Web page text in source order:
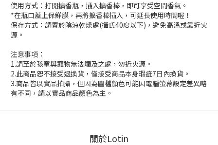
使用方式：打開擴香瓶，插入擴香棒，即可享受空間香氣。
*在瓶口蓋上保鮮膜，再將擴香棒插入，可延長使用時間喔！
保存方式：請置於陰涼乾燥處(攝氏40度以下)，避免高溫或靠近火
源。
注意事項：
1.請至於孩童與寵物無法觸及之處，勿近火源。
2.此商品恕不接受退換貨，僅接受商品本身瑕疵7日內換貨。
3.商品皆以實品拍攝，但因為圖檔顏色可能因電腦螢幕設定差異略
有不同，請以實品商品顏色為主。
關於Lotin